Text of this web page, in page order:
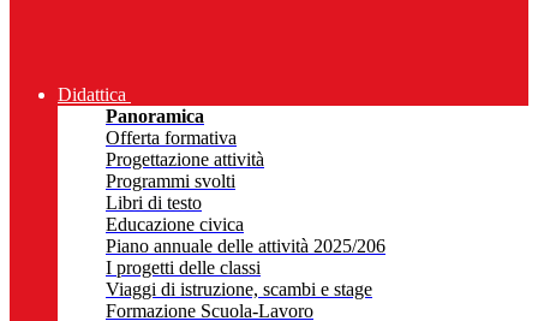
Didattica
Panoramica
Offerta formativa
Progettazione attività
Programmi svolti
Libri di testo
Educazione civica
Piano annuale delle attività 2025/206
I progetti delle classi
Viaggi di istruzione, scambi e stage
Formazione Scuola-Lavoro